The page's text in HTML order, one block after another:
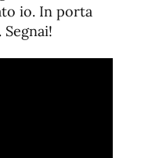
io. In porta